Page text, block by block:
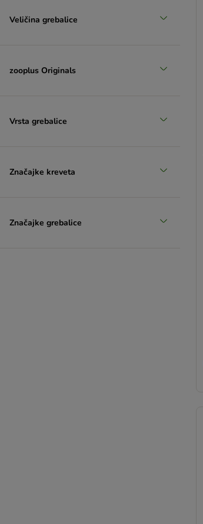
Veličina grebalice
zooplus Originals
Vrsta grebalice
Značajke kreveta
Značajke grebalice